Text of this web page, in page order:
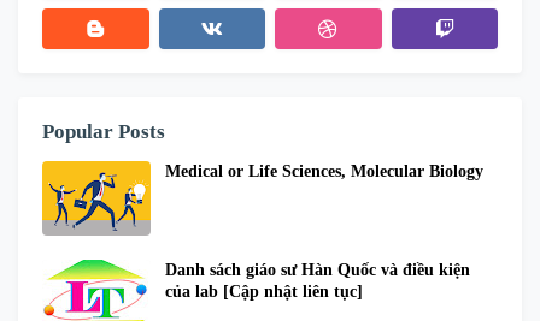
Popular Posts
Medical or Life Sciences, Molecular Biology
Danh sách giáo sư Hàn Quốc và điều kiện
của lab [Cập nhật liên tục]